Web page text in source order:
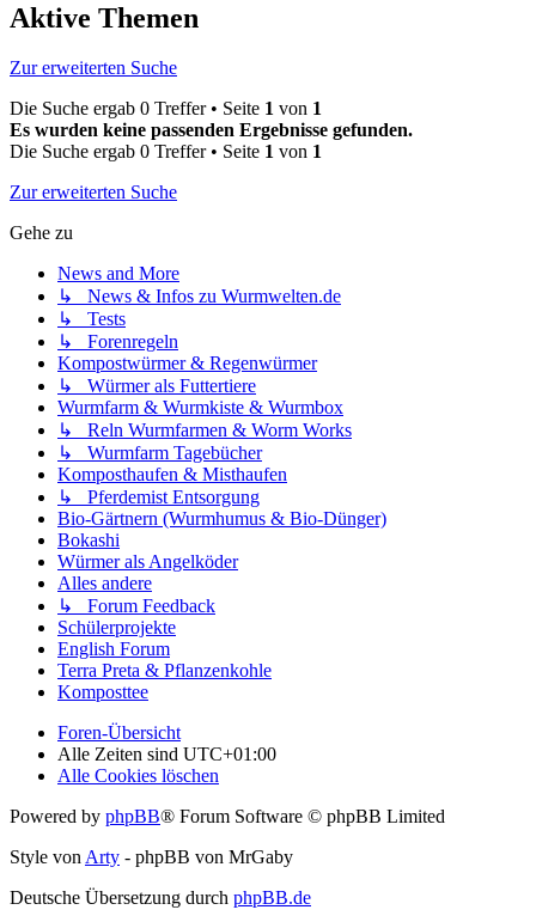
Aktive Themen
Zur erweiterten Suche
Die Suche ergab 0 Treffer • Seite 1 von 1
Es wurden keine passenden Ergebnisse gefunden.
Die Suche ergab 0 Treffer • Seite 1 von 1
Zur erweiterten Suche
Gehe zu
News and More
↳ News & Infos zu Wurmwelten.de
↳ Tests
↳ Forenregeln
Kompostwürmer & Regenwürmer
↳ Würmer als Futtertiere
Wurmfarm & Wurmkiste & Wurmbox
↳ Reln Wurmfarmen & Worm Works
↳ Wurmfarm Tagebücher
Komposthaufen & Misthaufen
↳ Pferdemist Entsorgung
Bio-Gärtnern (Wurmhumus & Bio-Dünger)
Bokashi
Würmer als Angelköder
Alles andere
↳ Forum Feedback
Schülerprojekte
English Forum
Terra Preta & Pflanzenkohle
Komposttee
Foren-Übersicht
Alle Zeiten sind UTC+01:00
Alle Cookies löschen
Powered by phpBB® Forum Software © phpBB Limited
Style vonArty - phpBB von MrGaby
Deutsche Übersetzung durch phpBB.de